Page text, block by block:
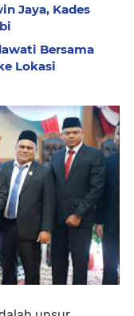
Jaya, Kades
Bersama
Lokasi